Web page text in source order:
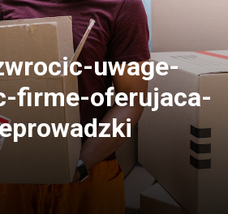
uwage-
firme-oferujaca-